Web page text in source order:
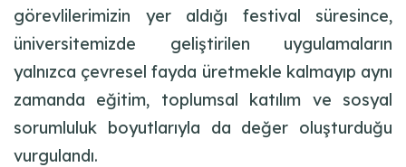
görevlilerimizin yer aldığı festival süresince,
üniversitemizde geliştirilen uygulamaların
yalnızca çevresel fayda üretmekle kalmayıp aynı
zamanda eğitim, toplumsal katılım ve sosyal
sorumluluk boyutlarıyla da değer oluşturduğu
vurgulandı.